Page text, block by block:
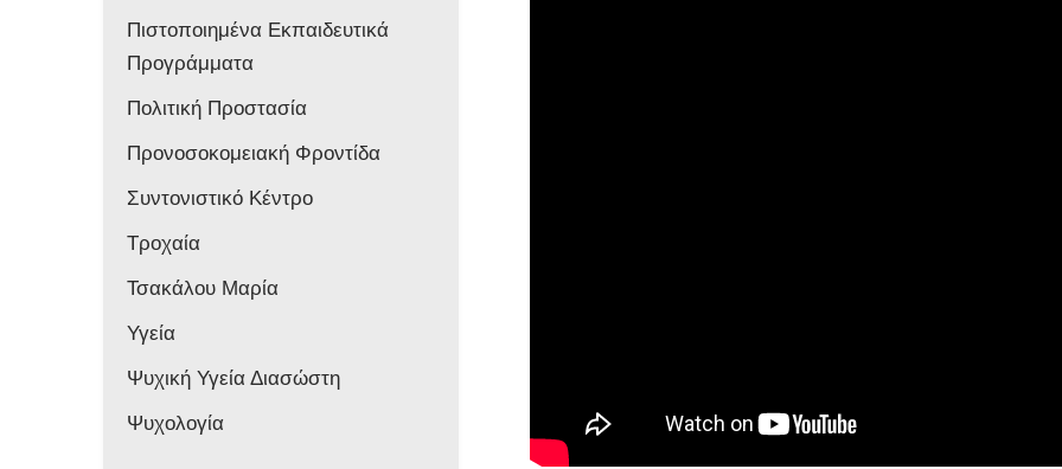
Πιστοποιημένα Εκπαιδευτικά
Προγράμματα
Πολιτική Προστασία
Προνοσοκομειακή Φροντίδα
Συντονιστικό Κέντρο
Τροχαία
Τσακάλου Μαρία
Υγεία
Ψυχική Υγεία Διασώστη
Ψυχολογία